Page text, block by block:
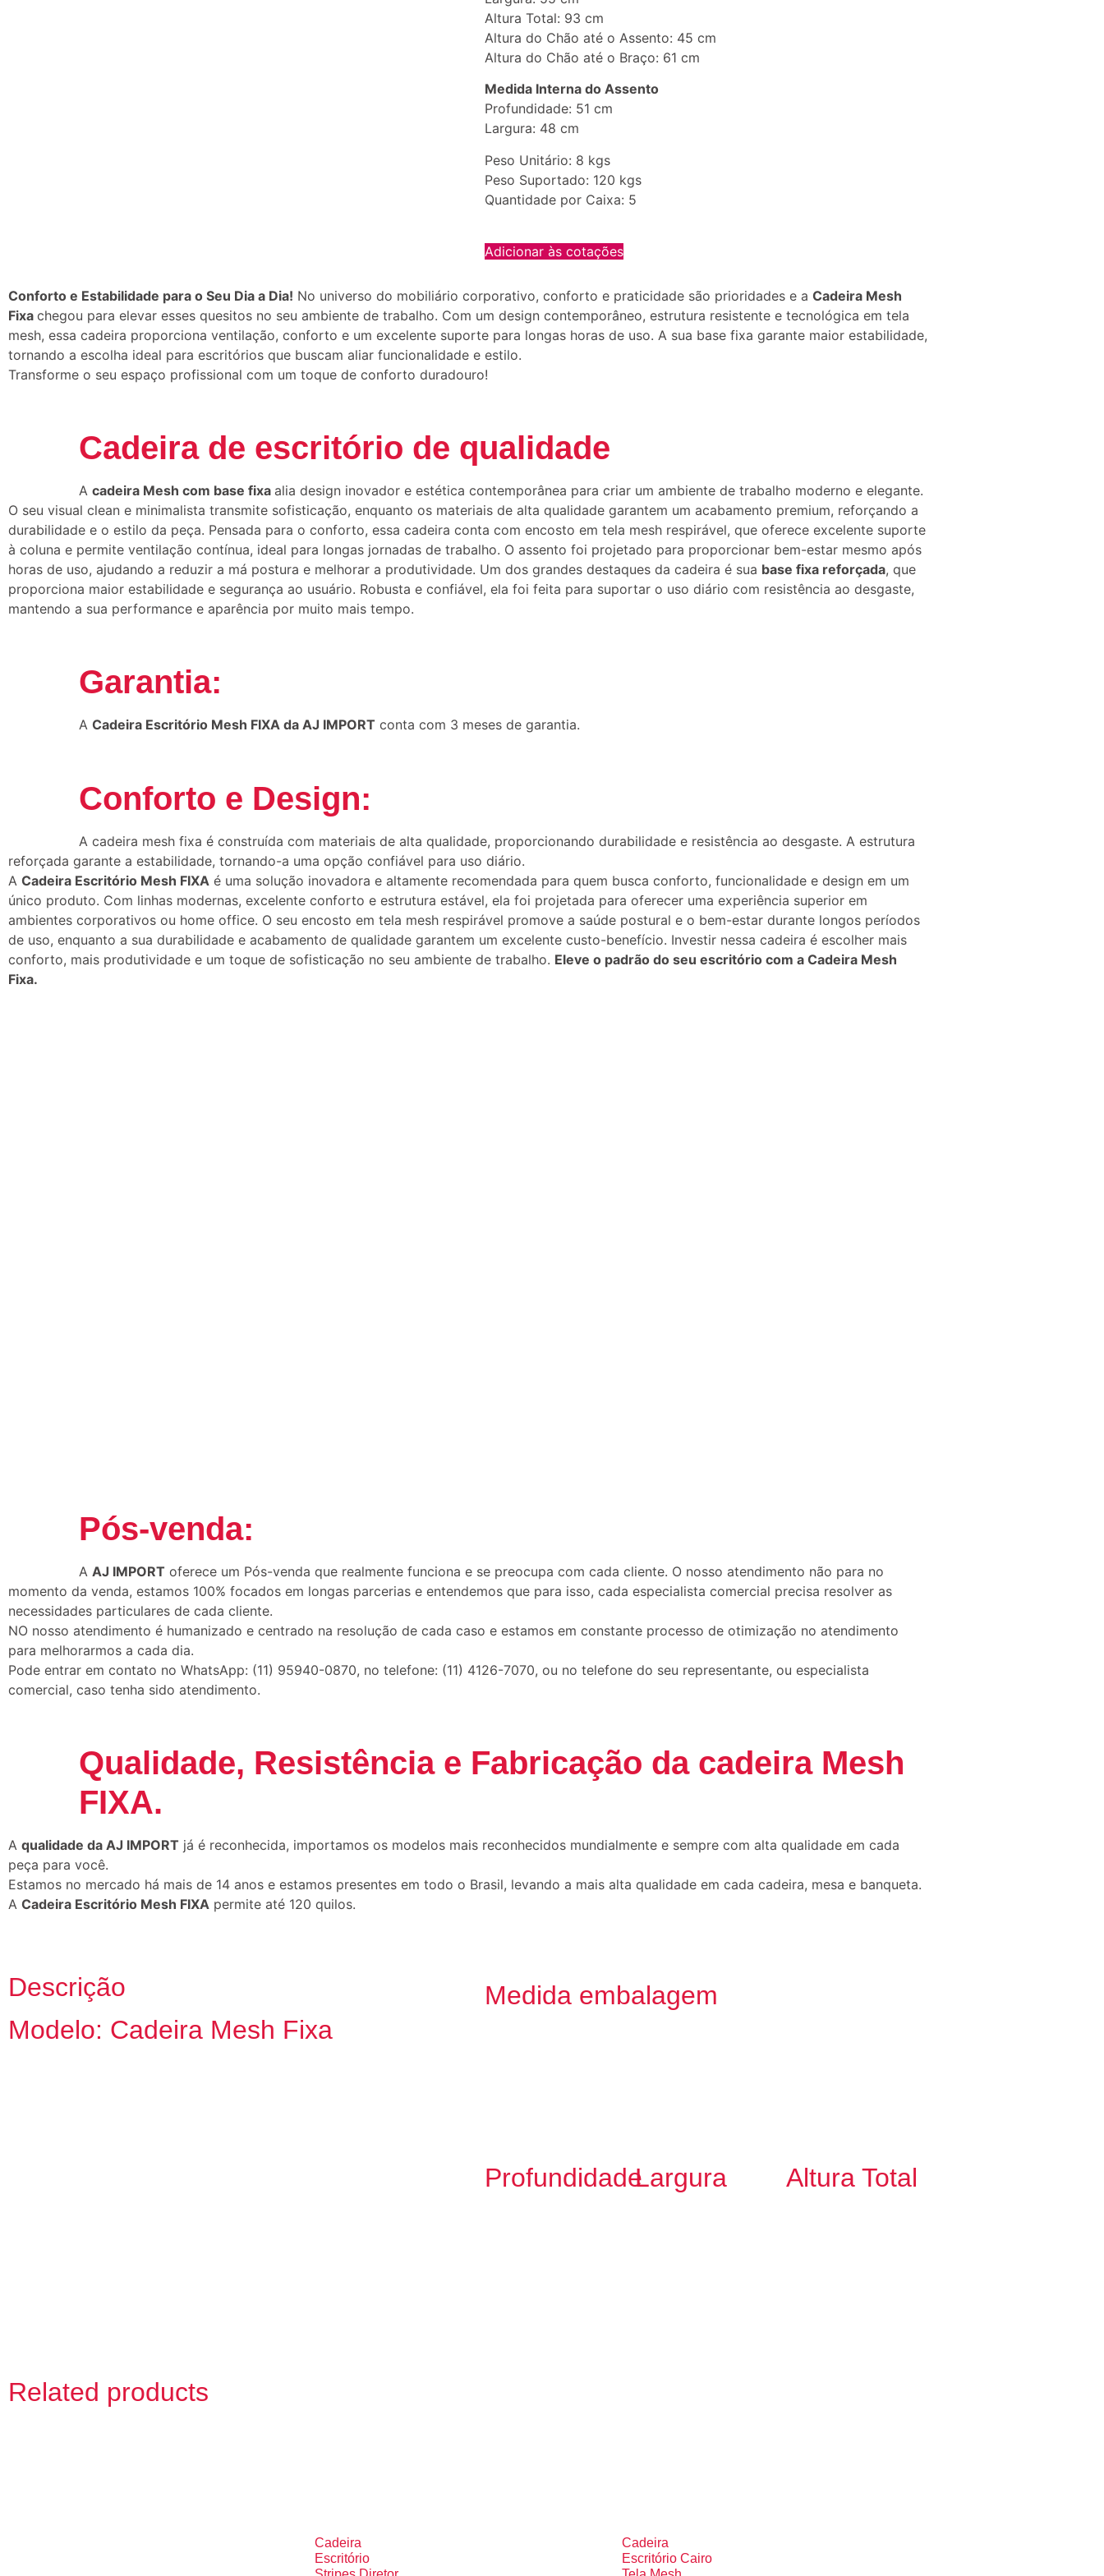
Altura Total: 93 cm
Altura do Chão até o Assento: 45 cm
Altura do Chão até o Braço: 61 cm
Medida Interna do Assento
Profundidade: 51 cm
Largura: 48 cm
Peso Unitário: 8 kgs
Peso Suportado: 120 kgs
Quantidade por Caixa: 5
Adicionar às cotações
Conforto e Estabilidade para o Seu Dia a Dia! No universo do mobiliário corporativo, conforto e praticidade são prioridades e a Cadeira Mesh
Fixa chegou para elevar esses quesitos no seu ambiente de trabalho. Com um design contemporâneo, estrutura resistente e tecnológica em tela
mesh, essa cadeira proporciona ventilação, conforto e um excelente suporte para longas horas de uso. A sua base fixa garante maior estabilidade,
tornando a escolha ideal para escritórios que buscam aliar funcionalidade e estilo.
Transforme o seu espaço profissional com um toque de conforto duradouro!
Cadeira de escritório de qualidade
A cadeira Mesh com base fixa alia design inovador e estética contemporânea para criar um ambiente de trabalho moderno e elegante.
O seu visual clean e minimalista transmite sofisticação, enquanto os materiais de alta qualidade garantem um acabamento premium, reforçando a
durabilidade e o estilo da peça. Pensada para o conforto, essa cadeira conta com encosto em tela mesh respirável, que oferece excelente suporte
à coluna e permite ventilação contínua, ideal para longas jornadas de trabalho. O assento foi projetado para proporcionar bem-estar mesmo após
horas de uso, ajudando a reduzir a má postura e melhorar a produtividade. Um dos grandes destaques da cadeira é sua base fixa reforçada, que
proporciona maior estabilidade e segurança ao usuário. Robusta e confiável, ela foi feita para suportar o uso diário com resistência ao desgaste,
mantendo a sua performance e aparência por muito mais tempo.
Garantia:
A Cadeira Escritório Mesh FIXA da AJ IMPORT conta com 3 meses de garantia.
Conforto e Design:
A cadeira mesh fixa é construída com materiais de alta qualidade, proporcionando durabilidade e resistência ao desgaste. A estrutura
reforçada garante a estabilidade, tornando-a uma opção confiável para uso diário.
A Cadeira Escritório Mesh FIXA é uma solução inovadora e altamente recomendada para quem busca conforto, funcionalidade e design em um
único produto. Com linhas modernas, excelente conforto e estrutura estável, ela foi projetada para oferecer uma experiência superior em
ambientes corporativos ou home office. O seu encosto em tela mesh respirável promove a saúde postural e o bem-estar durante longos períodos
de uso, enquanto a sua durabilidade e acabamento de qualidade garantem um excelente custo-benefício. Investir nessa cadeira é escolher mais
conforto, mais produtividade e um toque de sofisticação no seu ambiente de trabalho. Eleve o padrão do seu escritório com a Cadeira Mesh
Fixa.
Pós-venda:
A AJ IMPORT oferece um Pós-venda que realmente funciona e se preocupa com cada cliente. O nosso atendimento não para no
momento da venda, estamos 100% focados em longas parcerias e entendemos que para isso, cada especialista comercial precisa resolver as
necessidades particulares de cada cliente.
NO nosso atendimento é humanizado e centrado na resolução de cada caso e estamos em constante processo de otimização no atendimento
para melhorarmos a cada dia.
Pode entrar em contato no WhatsApp: (11) 95940-0870, no telefone: (11) 4126-7070, ou no telefone do seu representante, ou especialista
comercial, caso tenha sido atendimento.
Qualidade, Resistência e Fabricação da cadeira Mesh
FIXA.
A qualidade da AJ IMPORT já é reconhecida, importamos os modelos mais reconhecidos mundialmente e sempre com alta qualidade em cada
peça para você.
Estamos no mercado há mais de 14 anos e estamos presentes em todo o Brasil, levando a mais alta qualidade em cada cadeira, mesa e banqueta.
A Cadeira Escritório Mesh FIXA permite até 120 quilos.
Descrição
Modelo: Cadeira Mesh Fixa
Medida embalagem
ProfundidadeLargura Altura Total
Related products
Cadeira
Escritório
Cadeira
Escritório Cairo